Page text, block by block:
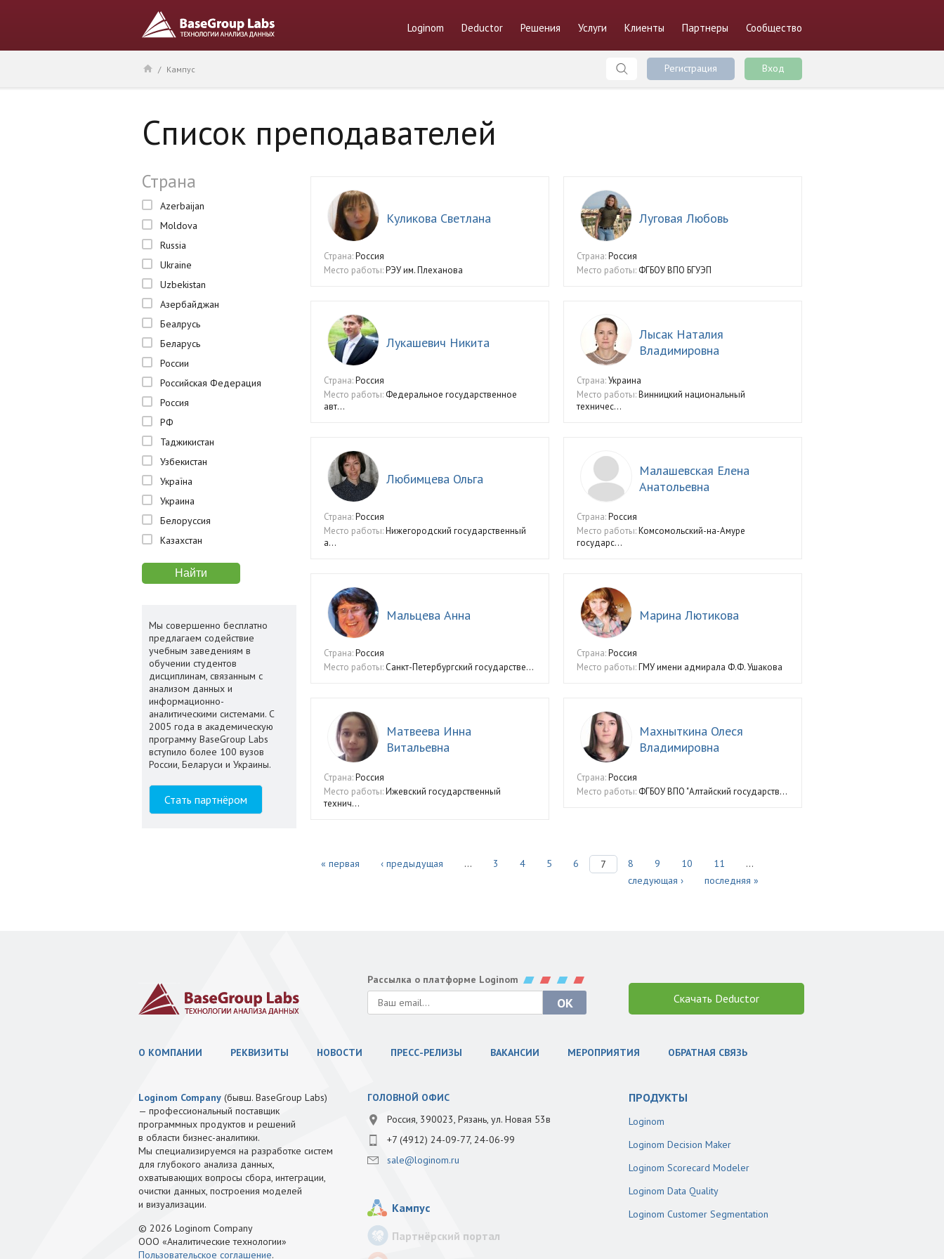
Loginom Deductor Решения Услуги Клиенты Партнеры Сообщество
/ Кампус Регистрация Вход
Список преподавателей
Страна
Azerbaijan
Moldova
Russia
Ukraine
Uzbekistan
Азербайджан
Беалрусь
Беларусь
России
Российская Федерация
Россия
РФ
Таджикистан
Узбекистан
Україна
Украина
Белоруссия
Казахстан
Мы совершенно бесплатно
предлагаем содействие
учебным заведениям в
обучении студентов
дисциплинам, связанным с
анализом данных и
информационно-
аналитическими системами. С
2005 года в академическую
программу BaseGroup Labs
вступило более 100 вузов
России, Беларуси и Украины.
Стать партнёром
Куликова Светлана
Страна:Россия
Место работы:РЭУ им. Плеханова
Луговая Любовь
Страна:Россия
Место работы: ФГБОУ ВПО БГУЭП
Лукашевич Никита
Страна:Россия
Место работы: Федеральное государственное
авт...
Лысак Наталия
Владимировна
Страна:Украина
Место работы:Винницкий национальный
техничес...
Любимцева Ольга
Страна:Россия
Место работы:Нижегородский государственный
а...
Малашевская Елена
Анатольевна
Страна:Россия
Место работы:Комсомольский-на-Амуре
государс...
Мальцева Анна
Страна:Россия
Место работы: Санкт-Петербургский государстве...
Марина Лютикова
Страна:Россия
Место работы:ГМУ имени адмирала Ф.Ф. Ушакова
Матвеева Инна
Витальевна
Страна:Россия
Место работы:Ижевский государственный
технич...
Махныткина Олеся
Владимировна
Страна:Россия
Место работы: ФГБОУ ВПО "Алтайский государств...
« первая ‹ предыдущая … 3 4 5 6 7 8 9 10 11
…
следующая ›
последняя »
Рассылка о платформе Loginom
Скачать Deductor
О КОМПАНИИ РЕКВИЗИТЫ НОВОСТИ ПРЕСС-РЕЛИЗЫ ВАКАНСИИ МЕРОПРИЯТИЯ ОБРАТНАЯ СВЯЗЬ
Loginom Company (бывш. BaseGroup Labs)
— профессиональный поставщик
программных продуктов и решений
в области бизнес-аналитики.
Мы специализируемся на разработке систем
для глубокого анализа данных,
охватывающих вопросы сбора, интеграции,
очистки данных, построения моделей
и визуализации.
© 2026 Loginom Company
ООО «Аналитические технологии»
Пользовательское соглашение.
ГОЛОВНОЙ ОФИС
Россия, 390023, Рязань, ул. Новая 53в
+7 (4912) 24-09-77, 24-06-99
sale@loginom.ru
Кампус
Партнёрский портал
ПРОДУКТЫ
Loginom
Loginom Decision Maker
Loginom Scorecard Modeler
Loginom Data Quality
Loginom Customer Segmentation